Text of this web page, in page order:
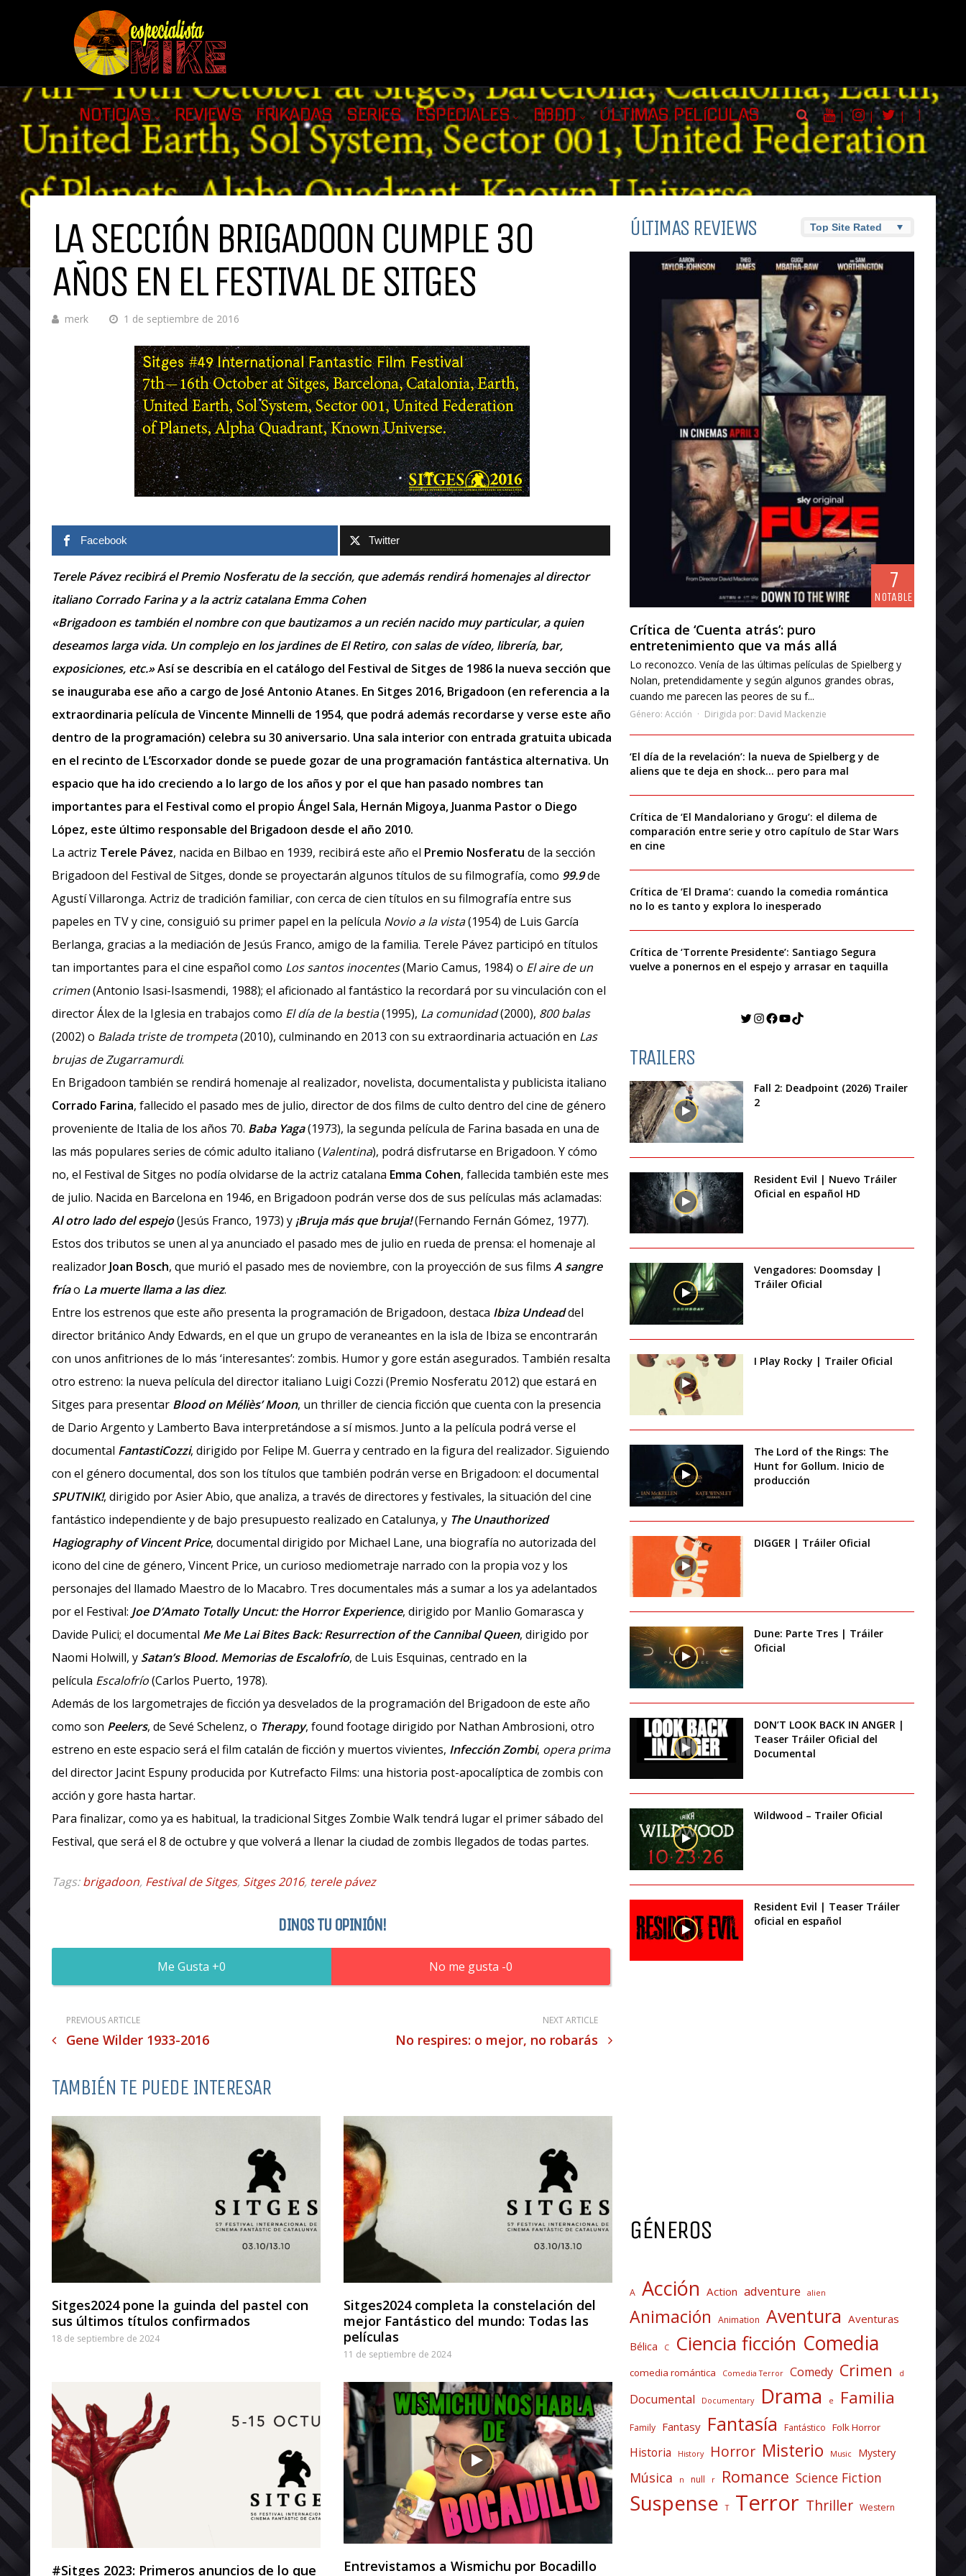
NOTICIAS REVIEWS FRIKADAS SERIES ESPECIALES BBDD ÚLTIMAS PELÍCULAS | | | |
LA SECCIÓN BRIGADOON CUMPLE 30
AÑOS EN EL FESTIVAL DE SITGES
merk 1 de septiembre de 2016
Facebook Twitter
Terele Pávez recibirá el Premio Nosferatu de la sección, que además rendirá homenajes al director
italiano Corrado Farina y a la actriz catalana Emma Cohen
«Brigadoon es también el nombre con que bautizamos a un recién nacido muy particular, a quien
deseamos larga vida. Un complejo en los jardines de El Retiro, con salas de vídeo, librería, bar,
exposiciones, etc.»Así se describía en el catálogo del Festival de Sitges de 1986 la nueva sección que
se inauguraba ese año a cargo de José Antonio Atanes. En Sitges 2016, Brigadoon (en referencia a la
extraordinaria película de Vincente Minnelli de 1954, que podrá además recordarse y verse este año
dentro de la programación) celebra su 30 aniversario. Una sala interior con entrada gratuita ubicada
en el recinto de L’Escorxador donde se puede gozar de una programación fantástica alternativa. Un
espacio que ha ido creciendo a lo largo de los años y por el que han pasado nombres tan
importantes para el Festival como el propio Ángel Sala, Hernán Migoya, Juanma Pastor o Diego
López, este último responsable del Brigadoon desde el año 2010.
La actriz Terele Pávez, nacida en Bilbao en 1939, recibirá este año el Premio Nosferatu de la sección
Brigadoon del Festival de Sitges, donde se proyectarán algunos títulos de su filmografía, como 99.9de
Agustí Villaronga. Actriz de tradición familiar, con cerca de cien títulos en su filmografía entre sus
papeles en TV y cine, consiguió su primer papel en la película Novio a la vista(1954) de Luis García
Berlanga, gracias a la mediación de Jesús Franco, amigo de la familia. Terele Pávez participó en títulos
tan importantes para el cine español como Los santos inocentes(Mario Camus, 1984) o El aire de un
crimen(Antonio Isasi-Isasmendi, 1988); el aficionado al fantástico la recordará por su vinculación con el
director Álex de la Iglesia en trabajos como El día de la bestia(1995), La comunidad(2000), 800 balas
(2002) o Balada triste de trompeta(2010), culminando en 2013 con su extraordinaria actuación en Las
brujas de Zugarramurdi.
En Brigadoon también se rendirá homenaje al realizador, novelista, documentalista y publicista italiano
Corrado Farina, fallecido el pasado mes de julio, director de dos films de culto dentro del cine de género
proveniente de Italia de los años 70. Baba Yaga(1973), la segunda película de Farina basada en una de
las más populares series de cómic adulto italiano (Valentina), podrá disfrutarse en Brigadoon. Y cómo
no, el Festival de Sitges no podía olvidarse de la actriz catalana Emma Cohen, fallecida también este mes
de julio. Nacida en Barcelona en 1946, en Brigadoon podrán verse dos de sus películas más aclamadas:
Al otro lado del espejo(Jesús Franco, 1973) y ¡Bruja más que bruja!(Fernando Fernán Gómez, 1977).
Estos dos tributos se unen al ya anunciado el pasado mes de julio en rueda de prensa: el homenaje al
realizador Joan Bosch, que murió el pasado mes de noviembre, con la proyección de sus films A sangre
fríao La muerte llama a las diez.
Entre los estrenos que este año presenta la programación de Brigadoon, destaca Ibiza Undeaddel
director británico Andy Edwards, en el que un grupo de veraneantes en la isla de Ibiza se encontrarán
con unos anfitriones de lo más ‘interesantes’: zombis. Humor y gore están asegurados. También resalta
otro estreno: la nueva película del director italiano Luigi Cozzi (Premio Nosferatu 2012) que estará en
Sitges para presentar Blood on Méliès’ Moon, un thriller de ciencia ficción que cuenta con la presencia
de Dario Argento y Lamberto Bava interpretándose a sí mismos. Junto a la película podrá verse el
documental FantastiCozzi, dirigido por Felipe M. Guerra y centrado en la figura del realizador. Siguiendo
con el género documental, dos son los títulos que también podrán verse en Brigadoon: el documental
SPUTNIK!, dirigido por Asier Abio, que analiza, a través de directores y festivales, la situación del cine
fantástico independiente y de bajo presupuesto realizado en Catalunya, y The Unauthorized
Hagiography of Vincent Price, documental dirigido por Michael Lane, una biografía no autorizada del
icono del cine de género, Vincent Price, un curioso mediometraje narrado con la propia voz y los
personajes del llamado Maestro de lo Macabro. Tres documentales más a sumar a los ya adelantados
por el Festival: Joe D’Amato Totally Uncut: the Horror Experience, dirigido por Manlio Gomarasca y
Davide Pulici; el documental Me Me Lai Bites Back: Resurrection of the Cannibal Queen, dirigido por
Naomi Holwill, y Satan’s Blood. Memorias de Escalofrío, de Luis Esquinas, centrado en la
película Escalofrío(Carlos Puerto, 1978).
Además de los largometrajes de ficción ya desvelados de la programación del Brigadoon de este año
como son Peelers, de Sevé Schelenz, o Therapy, found footage dirigido por Nathan Ambrosioni, otro
estreno en este espacio será el film catalán de ficción y muertos vivientes, Infección Zombi, opera prima
del director Jacint Espuny producida por Kutrefacto Films: una historia post-apocalíptica de zombis con
acción y gore hasta hartar.
Para finalizar, como ya es habitual, la tradicional Sitges Zombie Walk tendrá lugar el primer sábado del
Festival, que será el 8 de octubre y que volverá a llenar la ciudad de zombis llegados de todas partes.
Tags:brigadoon, Festival de Sitges, Sitges 2016, terele pávez
DINOS TU OPINIÓN!
0 0
PREVIOUS ARTICLE
Gene Wilder 1933-2016
NEXT ARTICLE
No respires: o mejor, no robarás
TAMBIÉN TE PUEDE INTERESAR
Sitges2024 pone la guinda del pastel con
sus últimos títulos confirmados
18 de septiembre de 2024
Sitges2024 completa la constelación del
mejor Fantástico del mundo: Todas las
películas
11 de septiembre de 2024
#Sitges 2023: Primeros anuncios de lo que
Entrevistamos a Wismichu por Bocadillo
ÚLTIMAS REVIEWS
7
NOTABLE
Crítica de ‘Cuenta atrás’: puro
entretenimiento que va más allá
Lo reconozco. Venía de las últimas películas de Spielberg y
Nolan, pretendidamente y según algunos grandes obras,
cuando me parecen las peores de su f...
Género: Acción Dirigida por: David Mackenzie
‘El día de la revelación’: la nueva de Spielberg y de
aliens que te deja en shock… pero para mal
Crítica de ‘El Mandaloriano y Grogu’: el dilema de
comparación entre serie y otro capítulo de Star Wars
en cine
Crítica de ‘El Drama’: cuando la comedia romántica
no lo es tanto y explora lo inesperado
Crítica de ‘Torrente Presidente’: Santiago Segura
vuelve a ponernos en el espejo y arrasar en taquilla
Twitter
Instagram
Facebook
YouTube
TikTok
TRAILERS
Fall 2: Deadpoint (2026) Trailer
2
Resident Evil | Nuevo Tráiler
Oficial en español HD
Vengadores: Doomsday |
Tráiler Oficial
I Play Rocky | Trailer Oficial
The Lord of the Rings: The
Hunt for Gollum. Inicio de
producción
DIGGER | Tráiler Oficial
Dune: Parte Tres | Tráiler
Oficial
DON’T LOOK BACK IN ANGER |
Teaser Tráiler Oficial del
Documental
Wildwood – Trailer Oficial
Resident Evil | Teaser Tráiler
oficial en español
GÉNEROS
A Acción Action adventure alien
Animación Animation Aventura Aventuras
Bélica C Ciencia ficción Comedia
comedia romántica Comedia Terror Comedy Crimen d
Documental Documentary Drama e Familia
Family Fantasy Fantasía Fantástico Folk Horror
Historia History Horror Misterio Music Mystery
Música n null r Romance Science Fiction
Suspense T Terror Thriller Western